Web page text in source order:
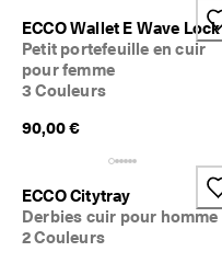
ECCO Wallet E Wave Lock
Petit portefeuille en cuir
pour femme
3 Couleurs
90,00 €
ECCO Citytray
Derbies cuir pour homme
2 Couleurs